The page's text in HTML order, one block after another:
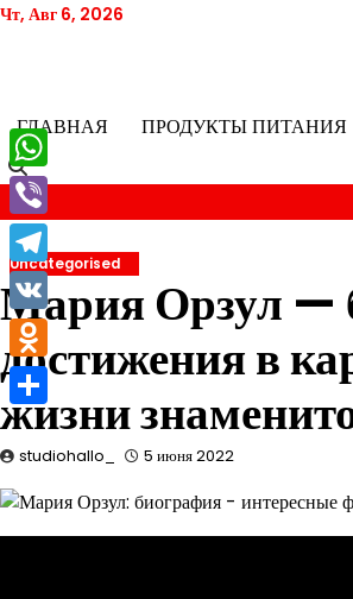
Перейти
Чт, Авг 6, 2026
ГЛАВНАЯ
ПРОДУКТЫ ПИТАНИЯ
Uncategorised
Мария Орзул —
достижения в
жизни
studiohallo_ 5 июня 2022
WhatsApp
Viber
Telegram
VK
Odnoklassniki
Отправить